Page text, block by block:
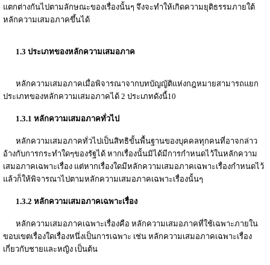
แตกต่างกันไปตามลักษณะของเรื่องนั้นๆ จึงจะทำให้เกิดความยุติธรรมภายใต้
หลักความเสมอภาคขึ้นได้
1.3 ประเภทของหลักความเสมอภาค
หลักความเสมอภาคเมื่อพิจารณาจากบทบัญญัติแห่งกฎหมายสามารถแยก
ประเภทของหลักความเสมอภาคได้ 2 ประเภทดังนี้10
1.3.1 หลักความเสมอภาคทั่วไป
หลักความเสมอภาคทั่วไปเป็นสิทธิขั้นพื้นฐานของบุคคลทุกคนที่อาจกล่าว
อ้างกับการกระทำใดๆของรัฐได้ หากเรื่องนั้นมิได้มีการกำหนดไว้ในหลักความ
เสมอภาคเฉพาะเรื่อง แต่หากเรื่องใดมีหลักความเสมอภาคเฉพาะเรื่องกำหนดไว้
แล้วก็ให้พิจารณาไปตามหลักความเสมอภาคเฉพาะเรื่องนั้นๆ
1.3.2 หลักความเสมอภาคเฉพาะเรื่อง
หลักความเสมอภาคเฉพาะเรื่องคือ หลักความเสมอภาคที่ใช้เฉพาะภายใน
ขอบเขตเรื่องใดเรื่องหนึ่งเป็นการเฉพาะ เช่น หลักความเสมอภาคเฉพาะเรื่อง
เกี่ยวกับชายและหญิง เป็นต้น